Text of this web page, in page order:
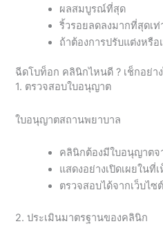
ผลสมบูรณ์ที่สุด
ริ้วรอยลดลงมากที่สุดเท่
ถ้าต้องการปรับแต่งหรื
ฉีดโบท็อก คลินิกไหนดี ? เช็กอย่า
1. ตรวจสอบใบอนุญาต
ใบอนุญาตสถานพยาบาล
คลินิกต้องมีใบอนุญาตจ
แสดงอย่างเปิดเผยในที่
ตรวจสอบได้จากเว็บไ
2. ประเมินมาตรฐานของคลินิก